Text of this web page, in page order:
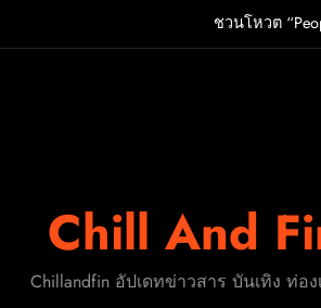
ชวนโหวต
ปัก
รู้จัก ADÉLA ป๊อปสตาร์ส
ชวนโหวต
FLO เกิร์ลกรุ๊ป R&B สุดแซ่
ปัก
Chill And
Chillandfin อัปเดทข่าวสาร บันเทิง ท่อ